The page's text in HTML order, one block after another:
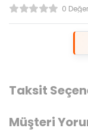
0
Taksit
Müşteri